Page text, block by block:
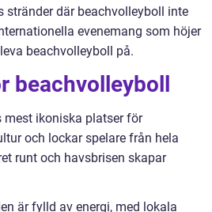
där beachvolleyboll inte
evenemang som höjer
beachvolleyboll på.
beachvolleyboll
mest ikoniska platser för
och lockar spelare från hela
runt och havsbrisen skapar
är fylld av energi, med lokala